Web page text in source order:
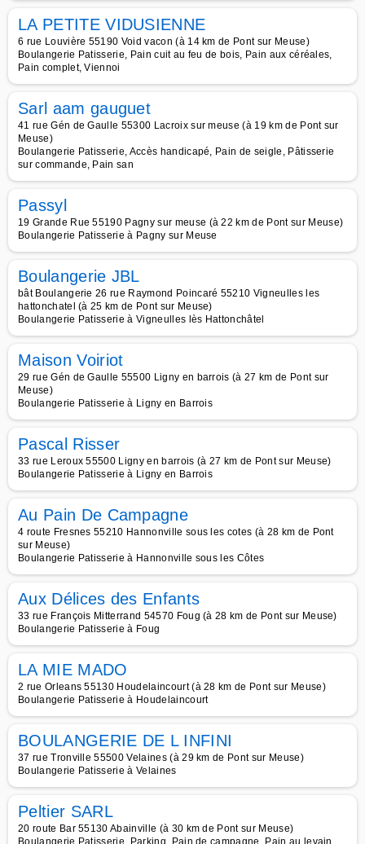
LA PETITE VIDUSIENNE
6 rue Louvière 55190 Void vacon (à 14 km de Pont sur Meuse)
Boulangerie Patisserie, Pain cuit au feu de bois, Pain aux céréales,
Pain complet, Viennoi
Sarl aam gauguet
41 rue Gén de Gaulle 55300 Lacroix sur meuse (à 19 km de Pont sur
Meuse)
Boulangerie Patisserie, Accès handicapé, Pain de seigle, Pâtisserie
sur commande, Pain san
Passyl
19 Grande Rue 55190 Pagny sur meuse (à 22 km de Pont sur Meuse)
Boulangerie Patisserie à Pagny sur Meuse
Boulangerie JBL
bât Boulangerie 26 rue Raymond Poincaré 55210 Vigneulles les
hattonchatel (à 25 km de Pont sur Meuse)
Boulangerie Patisserie à Vigneulles lès Hattonchâtel
Maison Voiriot
29 rue Gén de Gaulle 55500 Ligny en barrois (à 27 km de Pont sur
Meuse)
Boulangerie Patisserie à Ligny en Barrois
Pascal Risser
33 rue Leroux 55500 Ligny en barrois (à 27 km de Pont sur Meuse)
Boulangerie Patisserie à Ligny en Barrois
Au Pain De Campagne
4 route Fresnes 55210 Hannonville sous les cotes (à 28 km de Pont
sur Meuse)
Boulangerie Patisserie à Hannonville sous les Côtes
Aux Délices des Enfants
33 rue François Mitterrand 54570 Foug (à 28 km de Pont sur Meuse)
Boulangerie Patisserie à Foug
LA MIE MADO
2 rue Orleans 55130 Houdelaincourt (à 28 km de Pont sur Meuse)
Boulangerie Patisserie à Houdelaincourt
BOULANGERIE DE L INFINI
37 rue Tronville 55500 Velaines (à 29 km de Pont sur Meuse)
Boulangerie Patisserie à Velaines
Peltier SARL
20 route Bar 55130 Abainville (à 30 km de Pont sur Meuse)
Boulangerie Patisserie, Parking, Pain de campagne, Pain au levain,